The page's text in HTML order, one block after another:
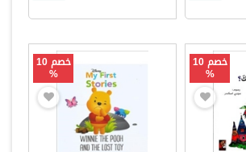
خصم 10
%
خصم 10
%